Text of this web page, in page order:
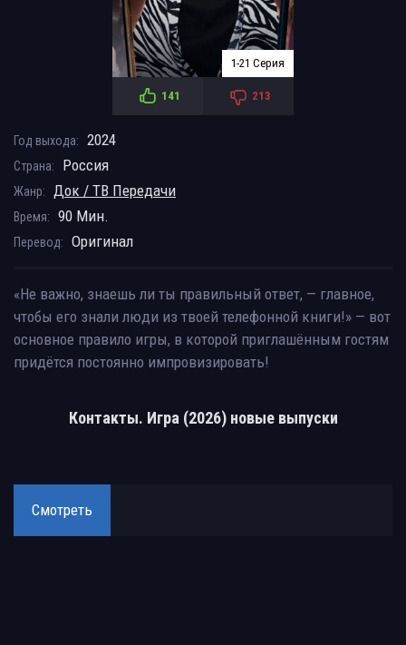
1-21 Серия
141 213
Год выхода: 2024
Страна: Россия
Жанр: Док / ТВ Передачи
Время: 90 Мин.
Перевод: Оригинал
«Не важно, знаешь ли ты правильный ответ, — главное,
чтобы его знали люди из твоей телефонной книги!» — вот
основное правило игры, в которой приглашённым гостям
придётся постоянно импровизировать!
Контакты. Игра (2026) новые выпуски
Смотреть